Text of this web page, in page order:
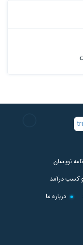
نویسان
کسب درآمد
درباره ما